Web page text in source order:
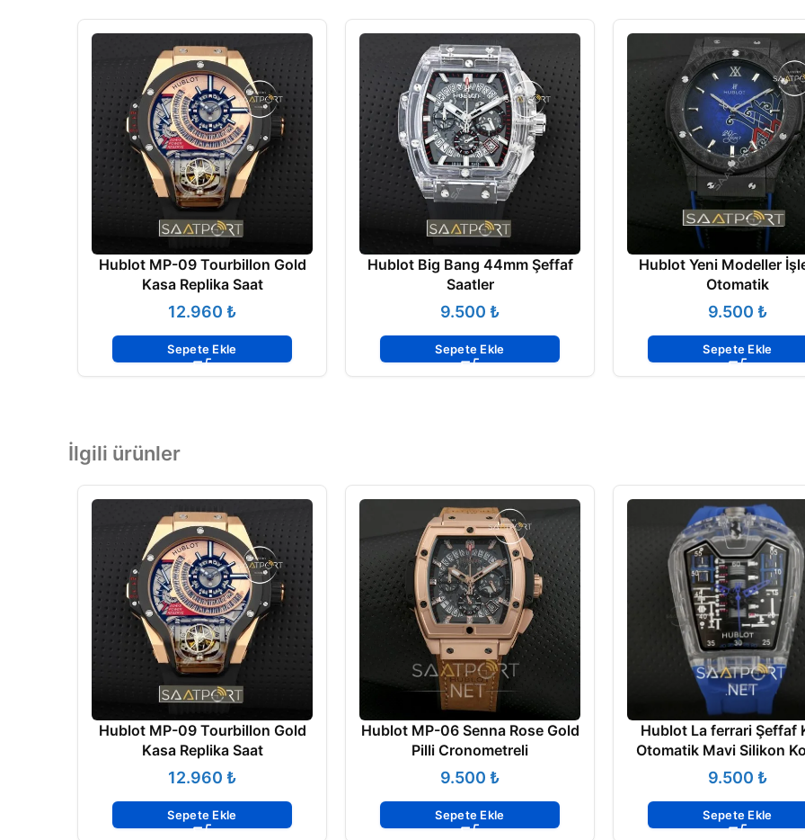
Hublot MP-09 Tourbillon Gold
Kasa Replika Saat
₺
Sepete Ekle
Hublot Big Bang 44mm Şeffaf
Saatler
₺
Sepete Ekle
Hublot Yeni Modeller
Otomatik
₺
Sepete Ekle
İlgili ürünler
Hublot MP-09 Tourbillon Gold
Kasa Replika Saat
₺
Sepete Ekle
Hublot MP-06 Senna Rose Gold
Pilli Cronometreli
₺
Sepete Ekle
Hublot La ferrari Şeffaf
Otomatik Mavi Silikon
₺
Sepete Ekle